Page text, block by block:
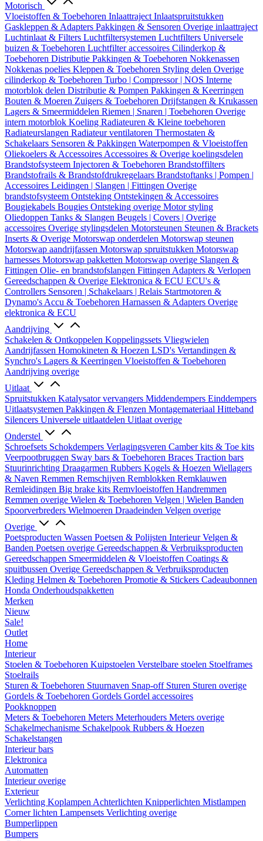
Motorisch
Vloeistoffen & Toebehoren Inlaattraject Inlaatspruitstukken
Gaskleppen & Adapters Pakkingen & Sensoren Overige inlaattraject
Luchtinlaat & Filters Luchtfiltersystemen Luchtfilters Universele
buizen & Toebehoren Luchtfilter accessoires Cilinderkop &
Toebehoren Distributie Pakkingen & Toebehoren Nokkenassen
Nokkenas poelies Kleppen & Toebehoren Styling delen Overige
cilinderkop & Toebehoren Turbo | Compressor | NOS Interne
motorblok delen Distributie & Pompen Pakkingen & Keerringen
Bouten & Moeren Zuigers & Toebehoren Drijfstangen & Krukassen
Lagers & Smeermiddelen Riemen | Snaren | Toebehoren Overige
intern motorblok Koeling Radiateuren & Kleine toebehoren
Radiateurslangen Radiateur ventilatoren Thermostaten &
Schakelaars Sensoren & Pakkingen Waterpompen & Vloeistoffen
Oliekoelers & Accessoires Accessoires & Overige koelingsdelen
Brandstofsysteem Injectoren & Toebehoren Brandstoffilters
Brandstofrails & Brandstofdrukregelaars Brandstoftanks | Pompen |
Accessoires Leidingen | Slangen | Fittingen Overige
brandstofsysteem Ontsteking Ontstekingen & Accessoires
Bougiekabels Bougies Ontsteking overige Motor styling
Oliedoppen Tanks & Slangen Beugels | Covers | Overige
accessoires Overige stylingsdelen Motorsteunen Steunen & Brackets
Inserts & Overige Motorswap onderdelen Motorswap steunen
Motorswap aandrijfassen Motorswap spruitstukken Motorswap
harnesses Motorswap pakketten Motorswap overige Slangen &
Fittingen Olie- en brandstofslangen Fittingen Adapters & Verlopen
Gereedschappen & Overige Elektronica & ECU ECU's &
Controllers Sensoren | Schakelaars | Relais Startmotoren &
Dynamo's Accu & Toebehoren Harnassen & Adapters Overige
elektronica & ECU
Aandrijving
Schakelen & Ontkoppelen Koppelingssets Vliegwielen
Aandrijfassen Homokineten & Hoezen LSD's Vertandingen &
Synchro's Lagers & Keerringen Vloeistoffen & Toebehoren
Aandrijving overige
Uitlaat
Spruitstukken Katalysator vervangers Middendempers Einddempers
Uitlaatsystemen Pakkingen & Flenzen Montagemateriaal Hitteband
Silencers Universele uitlaatdelen Uitlaat overige
Onderstel
Schroefsets Schokdempers Verlagingsveren Camber kits & Toe kits
Veerpootbruggen Sway bars & Toebehoren Braces Traction bars
Stuurinrichting Draagarmen Rubbers Kogels & Hoezen Wiellagers
& Naven Remmen Remschijven Remblokken Remklauwen
Remleidingen Big brake kits Remvloeistoffen Handremmen
Remmen overige Wielen & Toebehoren Velgen | Wielen Banden
Spoorverbreders Wielmoeren Draadeinden Velgen overige
Overige
Poetsproducten Wassen Poetsen & Polijsten InterieurVelgen &
Banden Poetsen overige Gereedschappen & Verbruiksproducten
Gereedschappen Smeermiddelen & Vloeistoffen Coatings &
spuitbussen Overige Gereedschappen & Verbruiksproducten
Kleding Helmen & Toebehoren Promotie & Stickers Cadeaubonnen
Honda Onderhoudspakketten
Merken
Nieuw
Sale!
Outlet
Home
Interieur
Stoelen & Toebehoren Kuipstoelen Verstelbare stoelen Stoelframes
Stoelrails
Sturen & Toebehoren Stuurnaven Snap-off Sturen Sturen overige
Gordels & Toebehoren Gordels Gordel accessoires
Pookknoppen
Meters & Toebehoren Meters Meterhouders Meters overige
Schakelmechanisme Schakelpook Rubbers & Hoezen
Schakelstangen
Interieur bars
Elektronica
Automatten
Interieur overige
Exterieur
Verlichting Koplampen Achterlichten Knipperlichten Mistlampen
Corner lichten Lampensets Verlichting overige
Bumperlippen
Bumpers